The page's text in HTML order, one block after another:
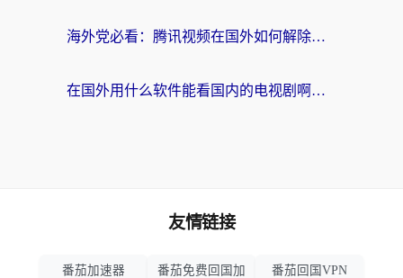
海外党必看：腾讯视频在国外如何解除地域限制？附优酷咪咕使用指南
在国外用什么软件能看国内的电视剧啊？留学生亲测有效的回国加速方案
友情链接
番茄加速器
番茄免费回国加
番茄回国VPN